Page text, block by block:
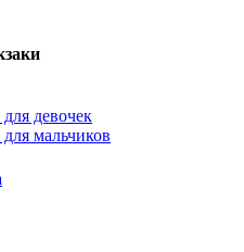
девочек
мальчиков